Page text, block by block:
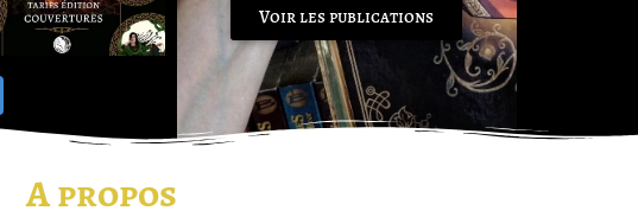
Voir les publications
A propos